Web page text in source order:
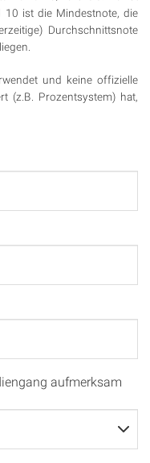
10 ist die Mindestnote, die
Durchschnittsnote
und keine offizielle
(z.B. Prozentsystem) hat,
aufmerksam